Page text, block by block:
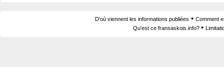
D'où viennent les informations publiées • Comment
Qu'est ce fransaskois.info? •